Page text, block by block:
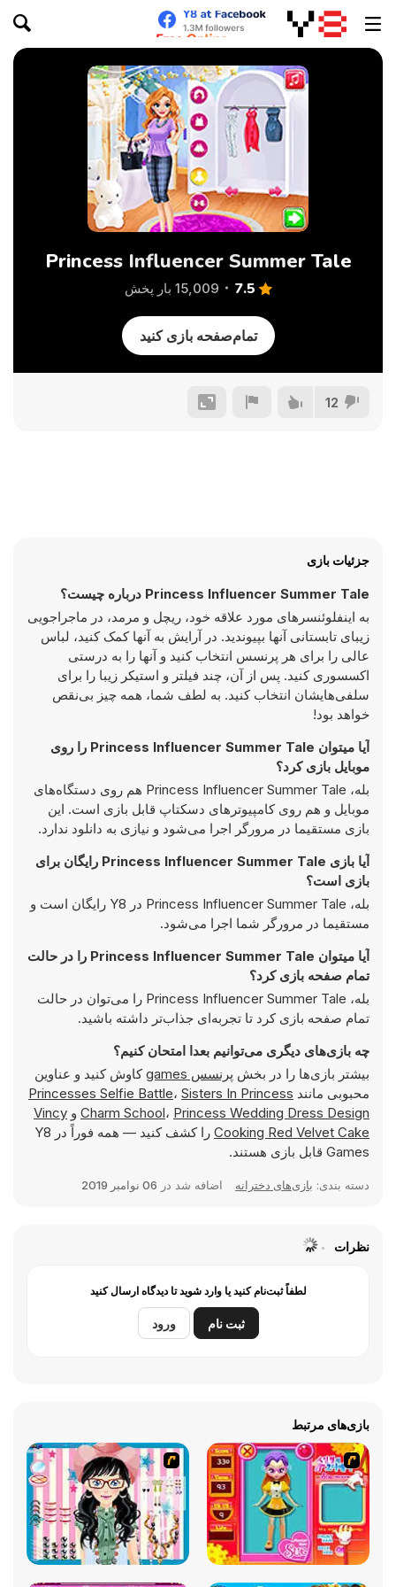
Princess Influencer Summer Tale
7.5 15,009 بار پخش
تمام‌صفحه بازی کنید
12
جزئیات بازی
Princess Influencer Summer Tale درباره چیست؟
به اینفلوئنسرهای مورد علاقه خود، ریچل و مرمد، در ماجراجویی
زیبای تابستانی آنها بپیوندید. در آرایش به آنها کمک کنید، لباس
عالی را برای هر پرنسس انتخاب کنید و آنها را به درستی
اکسسوری کنید. پس از آن، چند فیلتر و استیکر زیبا را برای
سلفی‌هایشان انتخاب کنید. به لطف شما، همه چیز بی‌نقص
خواهد بود!
آیا میتوان Princess Influencer Summer Tale را روی
موبایل بازی کرد؟
بله، Princess Influencer Summer Tale هم روی دستگاه‌های
موبایل و هم روی کامپیوترهای دسکتاپ قابل بازی است. این
بازی مستقیما در مرورگر اجرا می‌شود و نیازی به دانلود ندارد.
آیا بازی Princess Influencer Summer Tale رایگان برای
بازی است؟
بله، Princess Influencer Summer Tale در Y8 رایگان است و
مستقیما در مرورگر شما اجرا می‌شود.
آیا میتوان Princess Influencer Summer Tale را در حالت
تمام صفحه بازی کرد؟
بله، Princess Influencer Summer Tale را می‌توان در حالت
تمام صفحه بازی کرد تا تجربه‌ای جذاب‌تر داشته باشید.
چه بازی‌های دیگری می‌توانیم بعدا امتحان کنیم؟
بیشتر بازی‌ها را در بخش پرنسس games
کاوش کنید و عناوین
محبوبی مانند
Princesses Selfie Battle، Sisters In Princess
Charm School، Princess Wedding Dress Design و Vincy
Cooking Red Velvet Cake
را کشف کنید — همه فوراً در Y8
Games قابل بازی هستند.
دسته بندی: بازی‌های دخترانه اضافه شد در 06 نوامبر 2019
نظرات
لطفاً ثبت‌نام کنید یا وارد شوید تا دیدگاه ارسال کنید
ثبت نام ورود
بازی‌های مرتبط